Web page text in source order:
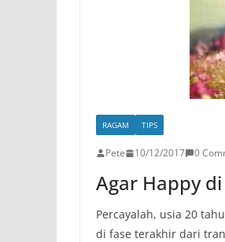
RAGAM TIPS
Pete 10/12/2017 0
Agar Happy
Percayalah, usia 20
di fase terakhir dari